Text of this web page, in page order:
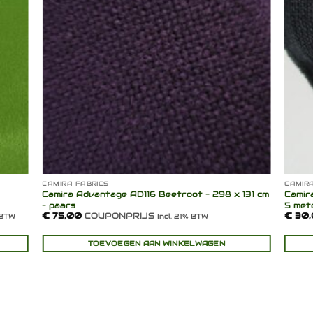
CAMIRA FABRICS
Camira Advantage AD116 Beetroot – 298 x 131 cm
– paars
€ 75,00 COUPONPRIJSIncl. 21% BTW
TOEVOEGEN AAN WINKELWAGEN
5
€